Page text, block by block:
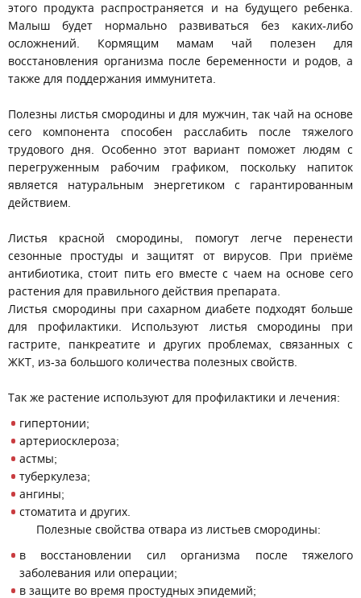
этого продукта распространяется и на будущего ребенка.
Малыш будет нормально развиваться без каких-либо
осложнений. Кормящим мамам чай полезен для
восстановления организма после беременности и родов, а
также для поддержания иммунитета.
Полезны листья смородины и для мужчин, так чай на основе
сего компонента способен расслабить после тяжелого
трудового дня. Особенно этот вариант поможет людям с
перегруженным рабочим графиком, поскольку напиток
является натуральным энергетиком с гарантированным
действием.
Листья красной смородины, помогут легче перенести
сезонные простуды и защитят от вирусов. При приёме
антибиотика, стоит пить его вместе с чаем на основе сего
растения для правильного действия препарата.
Листья смородины при сахарном диабете подходят больше
для профилактики. Используют листья смородины при
гастрите, панкреатите и других проблемах, связанных с
ЖКТ, из-за большого количества полезных свойств.
Так же растение используют для профилактики и лечения:
гипертонии;
артериосклероза;
астмы;
туберкулеза;
ангины;
стоматита и других.
Полезные свойства отвара из листьев смородины:
в восстановлении сил организма после тяжелого
заболевания или операции;
в защите во время простудных эпидемий;